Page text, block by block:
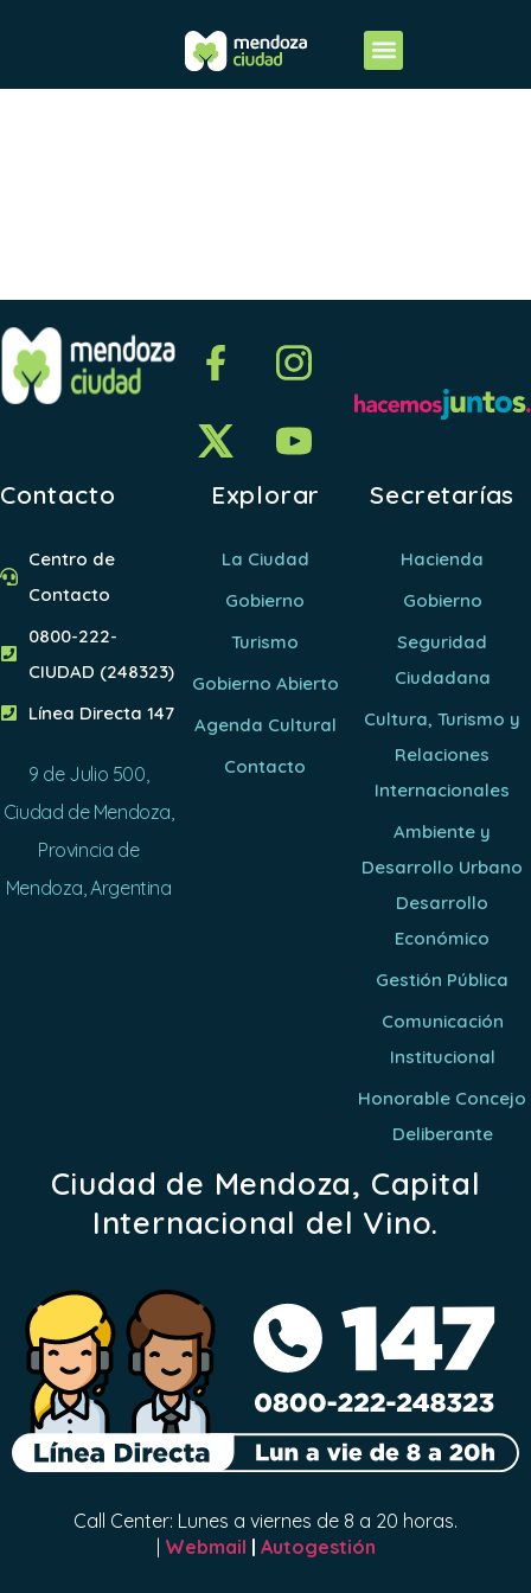
Contacto
Centro de
Contacto
0800-222-
CIUDAD (248323)
Línea Directa 147
9 de Julio 500,
Ciudad de Mendoza,
Provincia de
Mendoza, Argentina
Explorar
La Ciudad
Gobierno
Turismo
Gobierno Abierto
Agenda Cultural
Contacto
Secretarías
Hacienda
Gobierno
Seguridad
Ciudadana
Cultura, Turismo y
Relaciones
Internacionales
Ambiente y
Desarrollo Urbano
Desarrollo
Económico
Gestión Pública
Comunicación
Institucional
Honorable Concejo
Deliberante
Ciudad de Mendoza, Capital
Internacional del Vino.
Call Center: Lunes a viernes de 8 a 20 horas.
| Webmail | Autogestión